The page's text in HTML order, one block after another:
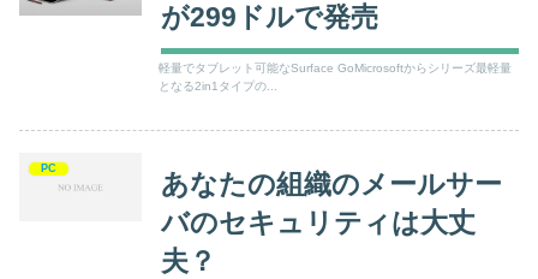
が299ドルで発売
軽量でタブレット可能なSurface GoMicrosoftからシリーズ最軽量
となる2in1タイプの...
PC
あなたの組織のメールサー
バのセキュリティは大丈
夫？